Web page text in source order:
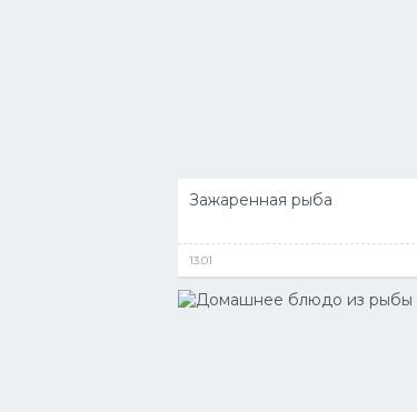
Зажаренная рыба
13.01